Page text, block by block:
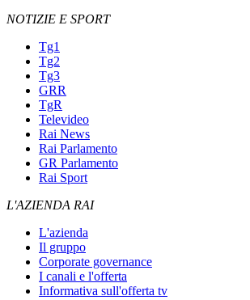
NOTIZIE E SPORT
Tg1
Tg2
Tg3
GRR
TgR
Televideo
Rai News
Rai Parlamento
GR Parlamento
Rai Sport
L'AZIENDA RAI
L'azienda
Il gruppo
Corporate governance
I canali e l'offerta
Informativa sull'offerta tv